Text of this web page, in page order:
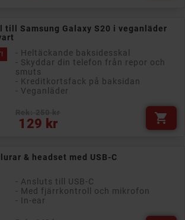
till Samsung Galaxy S20 i veganläder
- Heltäckande baksidesskal
- Skyddar din telefon från repor och
smuts
- Kreditkortsfack på baksidan
- Veganläder
129 kr
Pris 
& headset med USB-C
- Ansluts till USB-C
- Med fjärrkontroll och mikrofon
- In-ear